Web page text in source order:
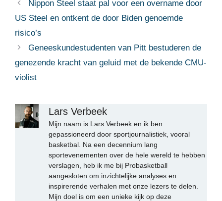
Nippon Steel staat pal voor een overname door
US Steel en ontkent de door Biden genoemde
risico’s
Geneeskundestudenten van Pitt bestuderen de
genezende kracht van geluid met de bekende CMU-
violist
Lars Verbeek
Mijn naam is Lars Verbeek en ik ben
gepassioneerd door sportjournalistiek, vooral
basketbal. Na een decennium lang
sportevenementen over de hele wereld te hebben
verslagen, heb ik me bij Probasketball
aangesloten om inzichtelijke analyses en
inspirerende verhalen met onze lezers te delen.
Mijn doel is om een unieke kijk op deze